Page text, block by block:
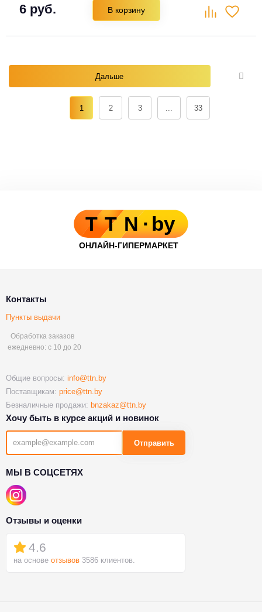
6 руб. В корзину
Дальше
1 2 3 ... 33
Контакты
Пункты выдачи
Обработка заказов
ежедневно: с 10 до 20
Общие вопросы: info@ttn.by
Поставщикам: price@ttn.by
Безналичные продажи: bnzakaz@ttn.by
Хочу быть в курсе акций и новинок
Отправить
МЫ В СОЦСЕТЯХ
Отзывы и оценки
4.6
на основе отзывов 3586 клиентов.